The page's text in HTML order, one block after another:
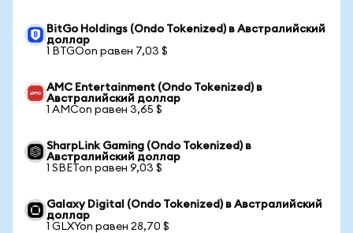
BitGo Holdings (Ondo Tokenized) в Австралийский
доллар
1 BTGOon равен 7,03 $
AMC Entertainment (Ondo Tokenized) в
Австралийский доллар
1 AMCon равен 3,65 $
SharpLink Gaming (Ondo Tokenized) в
Австралийский доллар
1 SBETon равен 9,03 $
Galaxy Digital (Ondo Tokenized) в Австралийский
доллар
1 GLXYon равен 28,70 $